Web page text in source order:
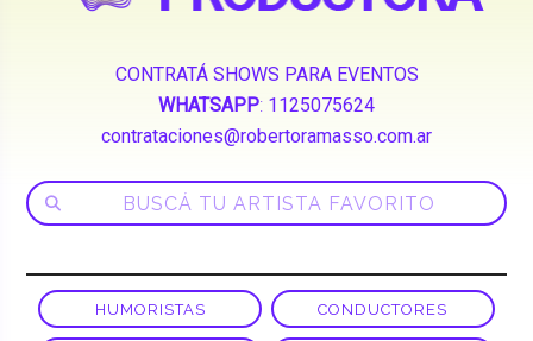
CONTRATÁ SHOWS PARA EVENTOS
WHATSAPP: 1125075624
contrataciones@robertoramasso.com.ar
HUMORISTAS CONDUCTORES